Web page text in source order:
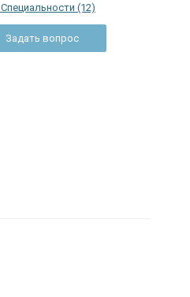
Специальности (12)
Задать вопрос